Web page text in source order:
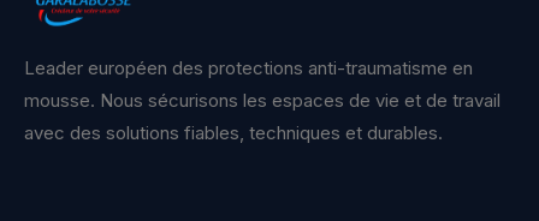
Leader européen des protections anti-traumatisme en
mousse. Nous sécurisons les espaces de vie et de travail
avec des solutions fiables, techniques et durables.